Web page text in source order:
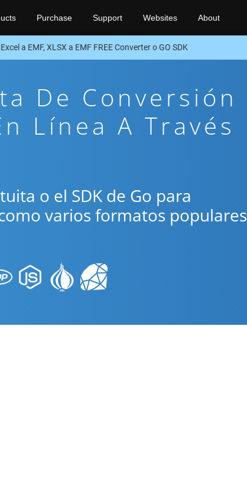
Purchase Support Websites About
a EMF, XLSX a EMF FREE Converter o GO SDK
De Conversión
Línea A Través
o el SDK de Go para
varios formatos populares